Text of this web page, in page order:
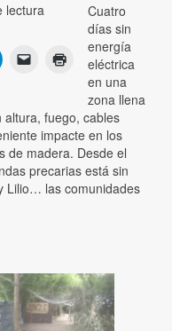
lectura
Cuatro
días sin
energía
eléctrica
en una
zona llena
altura, fuego, cables
impacte en los
de madera. Desde el
precarias está sin
Lilio… las comunidades